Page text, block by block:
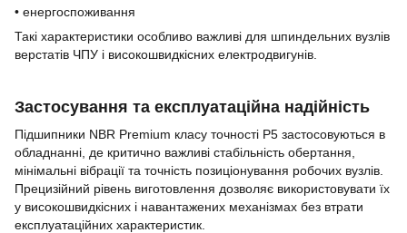
• енергоспоживання
Такі характеристики особливо важливі для шпиндельних вузлів
верстатів ЧПУ і високошвидкісних електродвигунів.
Застосування та експлуатаційна надійність
Підшипники NBR Premium класу точності P5 застосовуються в
обладнанні, де критично важливі стабільність обертання,
мінімальні вібрації та точність позиціонування робочих вузлів.
Прецизійний рівень виготовлення дозволяє використовувати їх
у високошвидкісних і навантажених механізмах без втрати
експлуатаційних характеристик.